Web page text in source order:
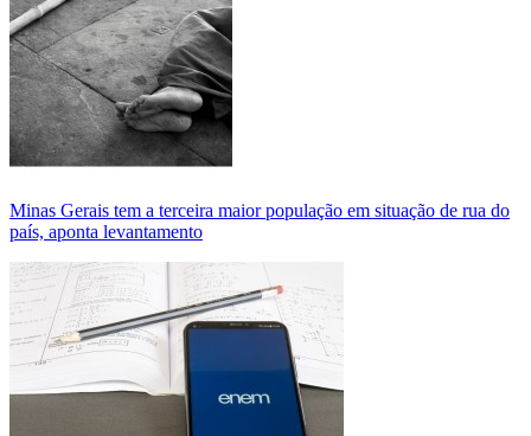
Minas Gerais tem a terceira maior população em situação de rua do
país, aponta levantamento